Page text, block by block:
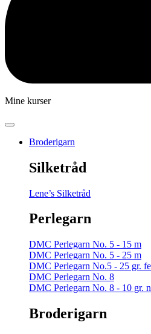
Mine kurser
Broderigarn
Silketråd
Lene’s Silketråd
Perlegarn
DMC Perlegarn No. 5 - 15 m
DMC Perlegarn No. 5 - 25 m
DMC Perlegarn No.5 - 25 gr.
DMC Perlegarn No. 8
DMC Perlegarn No. 8 - 10 gr.
Broderigarn